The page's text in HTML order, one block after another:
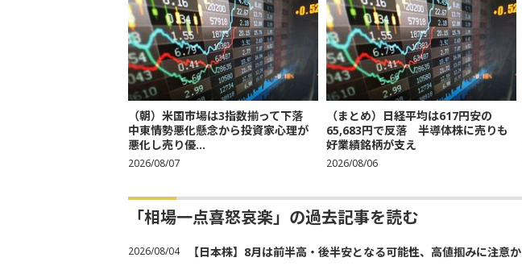
（朝）米国市場は3指数揃って下落
中東情勢悪化懸念から投資家心理が
悪化し売り優...
2026/08/07
（まとめ）日経平均は617円安の
65,683円で反落 半導体株に売りも
好業績銘柄が支え
2026/08/06
「相場一点喜怒哀楽」の過去記事を読む
2026/08/04 【日本株】8月は前半高・後半安となる可能性、高値掴みに注意か